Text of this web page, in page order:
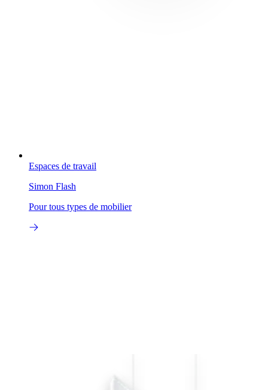
Espaces de travail
Simon Flash
Pour tous types de mobilier